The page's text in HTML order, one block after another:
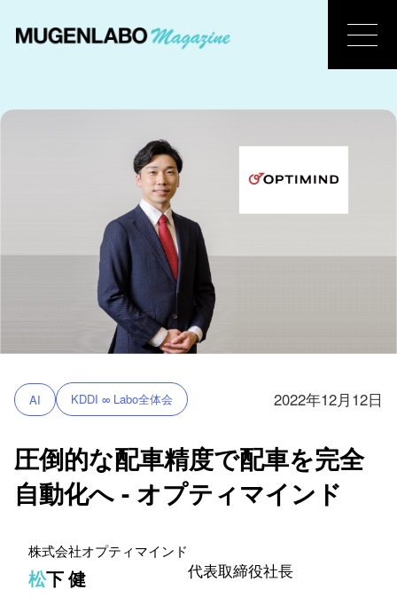
AI KDDI ∞ Labo全体会 2022年12月12日
圧倒的な配車精度で配車を完全
自動化へ - オプティマインド
株式会社オプティマインド
松下 健 代表取締役社長